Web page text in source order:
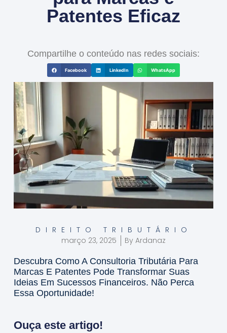
Patentes Eficaz
Compartilhe o conteúdo nas redes sociais:
Facebook LinkedIn WhatsApp
DIREITO TRIBUTÁRIO
março 23, 2025
By Ardanaz
Descubra Como A Consultoria Tributária Para
Marcas E Patentes Pode Transformar Suas
Ideias Em Sucessos Financeiros. Não Perca
Essa Oportunidade!
Ouça este artigo!